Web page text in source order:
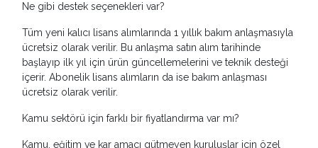
Ne gibi destek seçenekleri var?
Tüm yeni kalıcı lisans alımlarında 1 yıllık bakım anlaşmasıyla
ücretsiz olarak verilir. Bu anlaşma satın alım tarihinde
başlayıp ilk yıl için ürün güncellemelerini ve teknik desteği
içerir. Abonelik lisans alımların da ise bakım anlaşması
ücretsiz olarak verilir.
Kamu sektörü için farklı bir fiyatlandırma var mı?
Kamu, eğitim ve kar amacı gütmeyen kuruluşlar için özel